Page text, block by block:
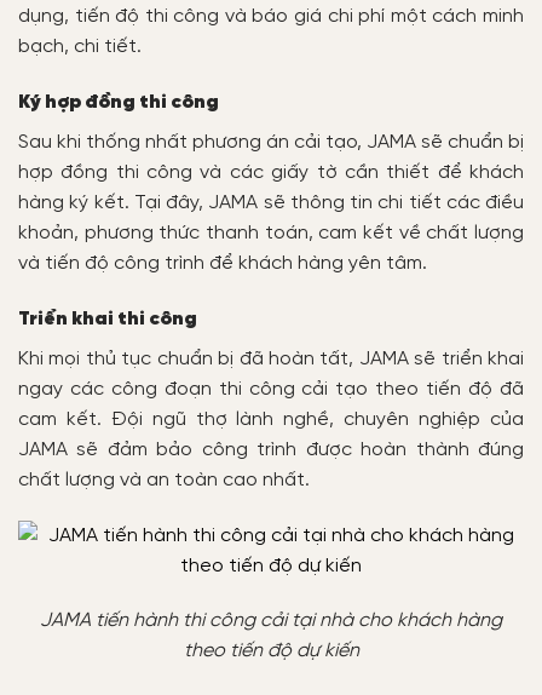
dụng, tiến độ thi công và báo giá chi phí một cách minh
bạch, chi tiết.
Ký hợp đồng thi công
Sau khi thống nhất phương án cải tạo, JAMA sẽ chuẩn bị
hợp đồng thi công và các giấy tờ cần thiết để khách
hàng ký kết. Tại đây, JAMA sẽ thông tin chi tiết các điều
khoản, phương thức thanh toán, cam kết về chất lượng
và tiến độ công trình để khách hàng yên tâm.
Triển khai thi công
Khi mọi thủ tục chuẩn bị đã hoàn tất, JAMA sẽ triển khai
ngay các công đoạn thi công cải tạo theo tiến độ đã
cam kết. Đội ngũ thợ lành nghề, chuyên nghiệp của
JAMA sẽ đảm bảo công trình được hoàn thành đúng
chất lượng và an toàn cao nhất.
JAMA tiến hành thi công cải tại nhà cho khách hàng
theo tiến độ dự kiến